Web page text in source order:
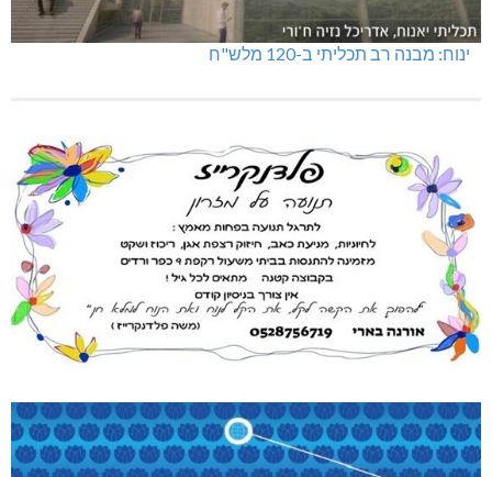
ינוח: מבנה רב תכליתי ב-120 מלש"ח